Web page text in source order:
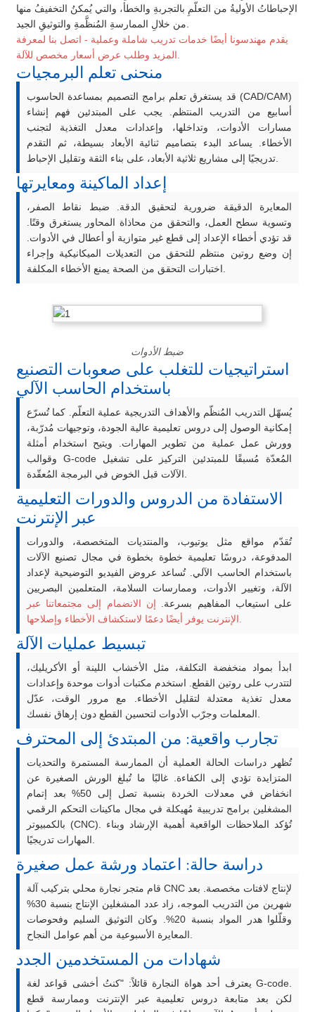
الإحباطاتُ الأوليةُ من التعلّمِ بالتجربةِ والخطأ، والتي يُمكنُ التخفيفُ منها
من خلالِ الممارسةِ المُنظَّمةِ والتوثيقِ الجيد.
يقدم مهندسونا أيضًا خدمات تدريب شاملة وعملية - اتصل بنا لمعرفة
المزيد وطلب عرض أسعار مخصص للآلة.
منحنى تعلم البرمجيات
قد يستغرق تعلم برامج التصميم بمساعدة الحاسوب (CAD/CAM)
أسابيع من التدريب المنتظم. يجب على المبتدئين فهم إنشاء
مسارات الأدوات، وتداخلها، وإعدادات معدل التغذية لتجنب
الأخطاء. يساعد البدء بتصاميم ثنائية الأبعاد بسيطة، ثم التقدم
تدريجيًا إلى مشاريع ثلاثية الأبعاد، على بناء الثقة وتقليل الإحباط.
إعداد الماكينة ومعايرتها
المعايرة الدقيقة ضرورية لتحقيق الدقة. ضبط نقاط الصفر،
وتسوية سطح العمل، والتحقق من محاذاة المحاور يستغرق وقتًا.
قد تؤدي أخطاء الإعداد إلى قطع غير متوازية أو أعطال في الأدوات.
إن وضع روتين منتظم للتحقق من التعديلات الميكانيكية وإجراء
اختبارات التحقق من الصحة يمنع الأخطاء المكلفة.
ضبط الأدوات
استراتيجيات للتغلب على صعوبات التصنيع
باستخدام الحاسب الآلي
يُسهّل التدريب المُنظّم والأهداف التدريجية عملية التعلّم. كما تُسرّع
إمكانية الوصول إلى دروس تعليمية عالية الجودة، وتوجيهات مُدرّبة،
وورش عمل عملية من تطوير المهارات. ويتيح استخدام أمثلة
وقوالب G-code المُعدّة مُسبقًا للمبتدئين التركيز على تشغيل
الآلات قبل الخوض في البرمجة المُعقّدة.
الاستفادة من الدروس والدورات التعليمية
عبر الإنترنت
تُقدّم مواقع مثل يوتيوب، والمنتديات المتخصصة، والدورات
المدفوعة، دروسًا تعليمية خطوة بخطوة في مجال تصنيع الآلات
باستخدام الحاسب الآلي. تُساعد عروض الفيديو التوضيحية لإعداد
الآلة، وتغيير الأدوات، وممارسات السلامة، المتعلمين البصريين
على استيعاب المفاهيم بسرعة. إن الانضمام إلى مجتمعاتنا عبر
الإنترنت يوفر أيضًا دعمًا لاستكشاف الأخطاء وإصلاحها.
تبسيط عمليات الآلة
ابدأ بمواد منخفضة التكلفة، مثل الأخشاب اللينة أو الأكريليك،
لتتدرب على روتين القطع. استخدم مكتبات أدوات موحدة وإعدادات
معدل تغذية معتدلة لتقليل الأخطاء. مع مرور الوقت، عدّل
المعلمات وجرّب الأدوات لتحسين القطع دون إرهاق نفسك.
تجارب واقعية: من المبتدئ إلى المحترف
تُظهر دراسات الحالة العملية أن الممارسة المستمرة والتحديات
المتزايدة تؤدي إلى الكفاءة. غالبًا ما تُبلغ الورش الصغيرة عن
انخفاض في معدلات الخردة بنسبة تصل إلى 50% بعد إتمام
المشغلين برامج تدريبية مُهيكلة في مجال ماكينات التحكم الرقمي
بالكمبيوتر (CNC). تُؤكد الملاحظات الواقعية أهمية الإرشاد وبناء
المهارات تدريجيًا.
دراسة حالة: اعتماد ورشة عمل صغيرة
قام متجر نجارة محلي بتركيب آلة CNC لإنتاج لافتات مخصصة. بعد
شهرين من التدريب الموجه، زاد عدد المشغلين الإنتاج بنسبة 30%
وقلّلوا هدر المواد بنسبة 20%. وكان التوثيق السليم وفحوصات
المعايرة الأسبوعية من أهم عوامل النجاح.
شهادات من المستخدمين الجدد
يعترف أحد هواة النجارة قائلاً: "كنتُ أخشى قواعد لغة G-code.
لكن بعد متابعة دروس تعليمية عبر الإنترنت وممارسة قطع